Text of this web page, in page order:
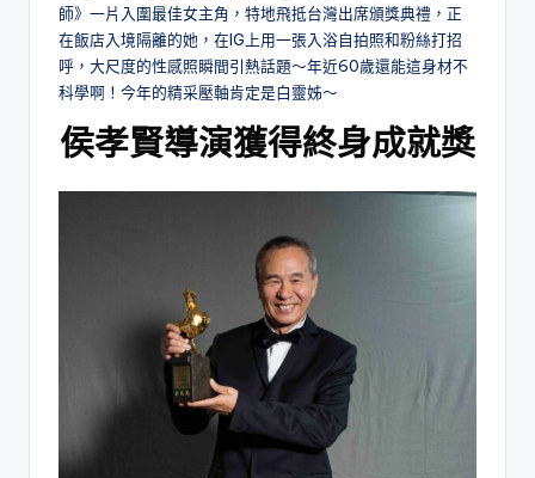
師》一片入圍最佳女主角，特地飛抵台灣出席頒獎典禮，正
在飯店入境隔離的她，在IG上用一張入浴自拍照和粉絲打招
呼，大尺度的性感照瞬間引熱話題～年近60歲還能這身材不
科學啊！今年的精采壓軸肯定是白靈姊～
侯孝賢導演獲得終身成就獎